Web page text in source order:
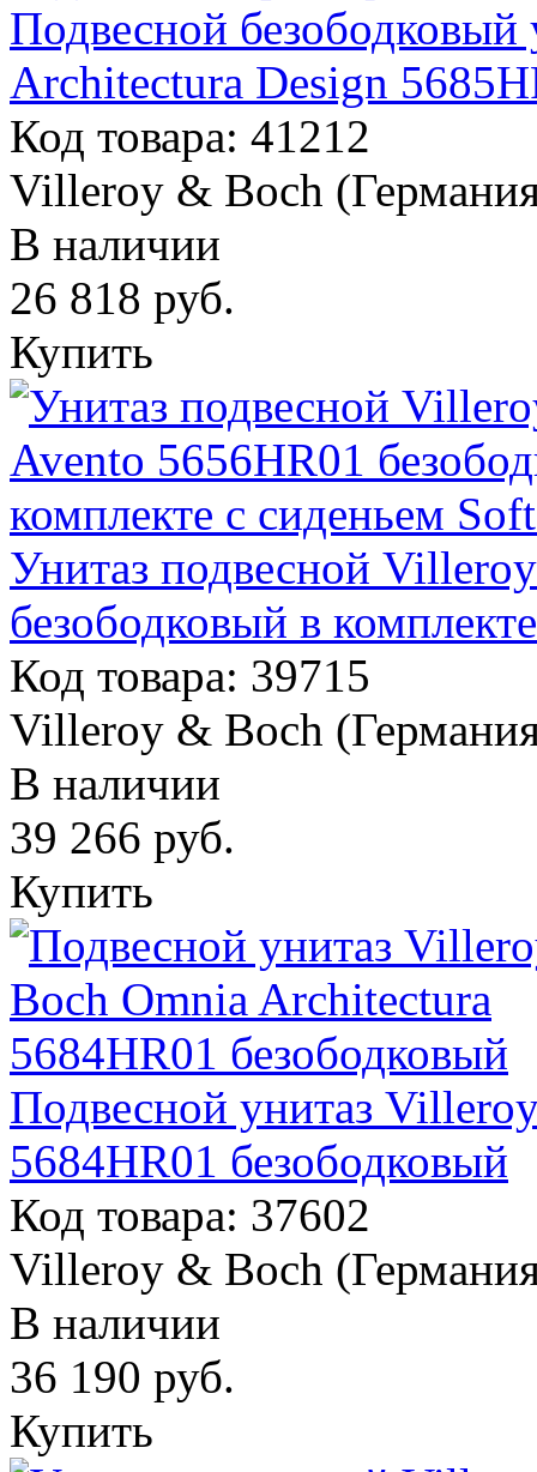
Подвесной
Architectura Design
Код товара: 41212
Villeroy & Boch
В наличии
26 818 руб.
Купить
Унитаз подвесной
безободковый в
Код товара: 39715
Villeroy & Boch
В наличии
39 266 руб.
Купить
Подвесной унитаз
5684HR01 безободковый
Код товара: 37602
Villeroy & Boch
В наличии
36 190 руб.
Купить